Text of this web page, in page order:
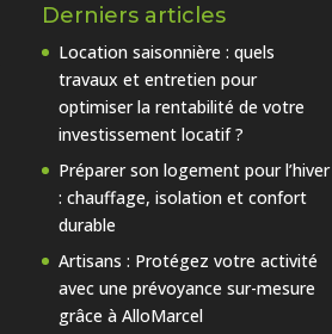
Derniers articles
Location saisonnière : quels
travaux et entretien pour
optimiser la rentabilité de votre
investissement locatif ?
Préparer son logement pour l’hiver
: chauffage, isolation et confort
durable
Artisans : Protégez votre activité
avec une prévoyance sur-mesure
grâce à AlloMarcel